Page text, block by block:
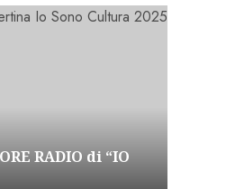
RADIO di “IO